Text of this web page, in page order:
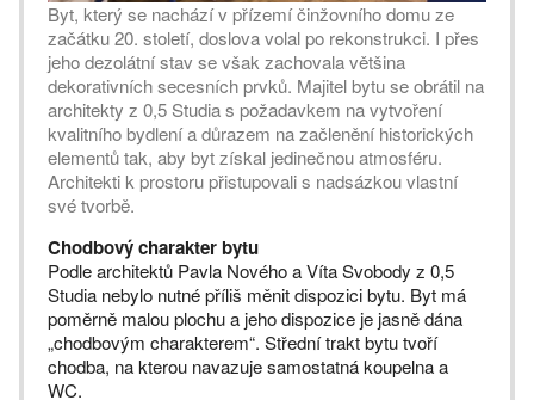
Byt, který se nachází v přízemí činžovního domu ze
začátku 20. století, doslova volal po rekonstrukci. I přes
jeho dezolátní stav se však zachovala většina
dekorativních secesních prvků. Majitel bytu se obrátil na
architekty z 0,5 Studia s požadavkem na vytvoření
kvalitního bydlení a důrazem na začlenění historických
elementů tak, aby byt získal jedinečnou atmosféru.
Architekti k prostoru přistupovali s nadsázkou vlastní
své tvorbě.
Chodbový charakter bytu
Podle architektů Pavla Nového a Víta Svobody z 0,5
Studia nebylo nutné příliš měnit dispozici bytu. Byt má
poměrně malou plochu a jeho dispozice je jasně dána
„chodbovým charakterem“. Střední trakt bytu tvoří
chodba, na kterou navazuje samostatná koupelna a
WC.